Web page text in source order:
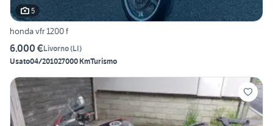
5
honda vfr 1200 f
6.000 €Livorno(LI)
Usato04/201027000 KmTurismo